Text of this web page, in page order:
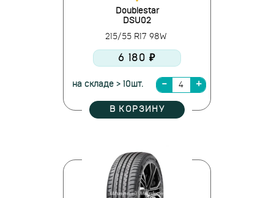
Doublestar
DSU02
215/55 R17 98W
6 180 ₽
на складе > 10шт.
В КОРЗИНУ